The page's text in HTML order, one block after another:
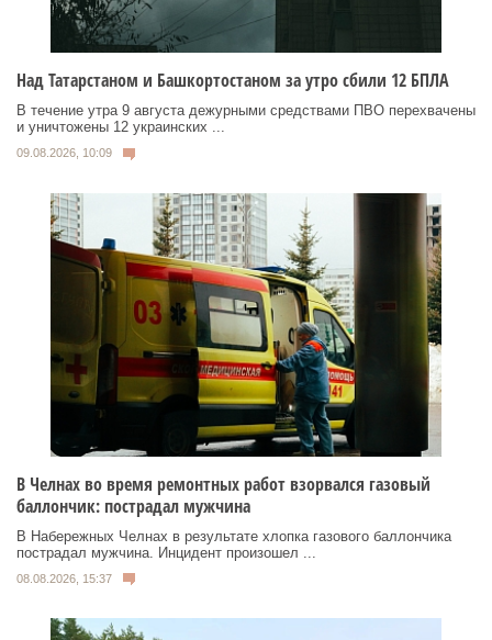
Над Татарстаном и Башкортостаном за утро сбили 12 БПЛА
В течение утра 9 августа дежурными средствами ПВО перехвачены
и уничтожены 12 украинских ...
09.08.2026, 10:09
В Челнах во время ремонтных работ взорвался газовый
баллончик: пострадал мужчина
В Набережных Челнах в результате хлопка газового баллончика
пострадал мужчина. Инцидент произошел ...
08.08.2026, 15:37